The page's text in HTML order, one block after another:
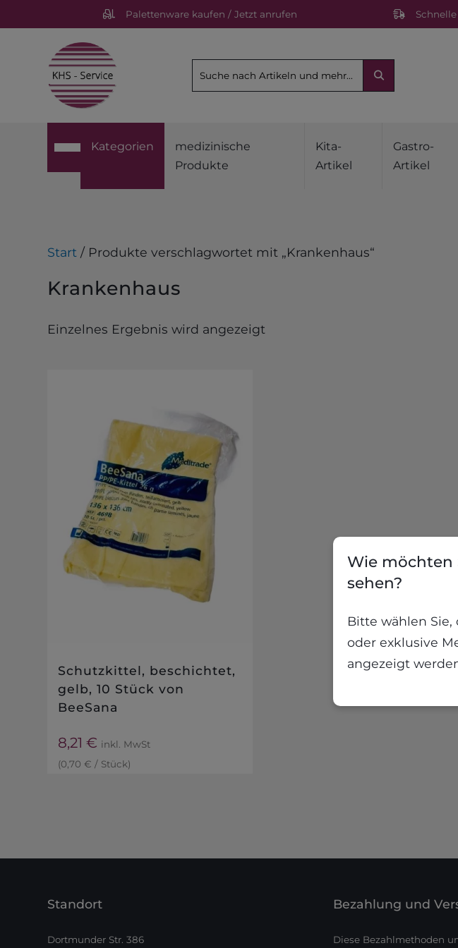
Wie möchten
sehen?
Bitte wählen
oder exklusive
angezeigt
Palettenware kaufen / Jetzt anrufen
Kategorien
medizinische
Produkte
Kita-
Artikel
Gastro-
Artikel
Start / Produkte verschlagwortet mit „Krankenhaus“
Krankenhaus
Einzelnes Ergebnis wird angezeigt
Schutzkittel, beschichtet,
gelb, 10 Stück von
BeeSana
8,21€ inkl. MwSt
(0,70€ / Stück)
Standort
Dortmunder Str. 386
Bezahlung und
Diese Bezahlmethoden